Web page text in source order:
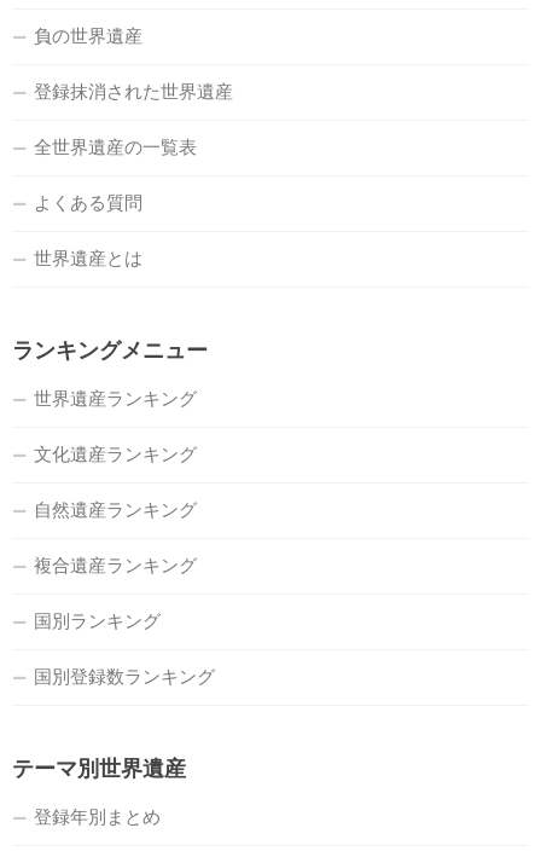
負の世界遺産
登録抹消された世界遺産
全世界遺産の一覧表
よくある質問
世界遺産とは
ランキングメニュー
世界遺産ランキング
文化遺産ランキング
自然遺産ランキング
複合遺産ランキング
国別ランキング
国別登録数ランキング
テーマ別世界遺産
登録年別まとめ